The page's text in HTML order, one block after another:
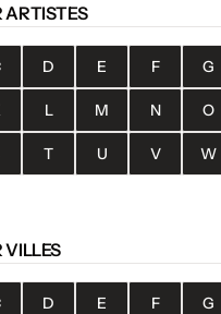
ARTISTES
D E F G
L M N O
T U V W
VILLES
D E F G